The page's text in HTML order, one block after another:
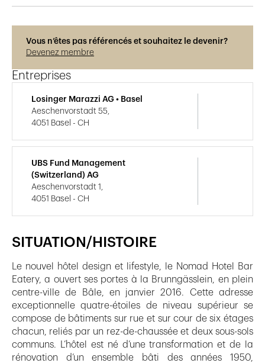
SITUATION/HISTOIRE
Le nouvel hôtel design et lifestyle, le Nomad Hotel Bar
Eatery, a ouvert ses portes à la Brunngässlein, en plein
centre-ville de Bâle, en janvier 2016. Cette adresse
exceptionnelle quatre-étoiles de niveau supérieur se
compose de bâtiments sur rue et sur cour de six étages
chacun, reliés par un rez-de-chaussée et deux sous-sols
communs. L’hôtel est né d’une transformation et de la
rénovation d’un ensemble bâti des années 1950,
Vous n’êtes pas référencés et souhaitez le devenir?
Devenez membre
Entreprises
Losinger Marazzi AG • Basel
Aeschenvorstadt 55,
4051 Basel - CH
UBS Fund Management
(Switzerland) AG
Aeschenvorstadt 1,
4051 Basel - CH